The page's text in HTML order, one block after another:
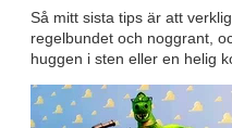
Så mitt sista tips är att
regelbundet och noggrant,
huggen i sten eller en helig